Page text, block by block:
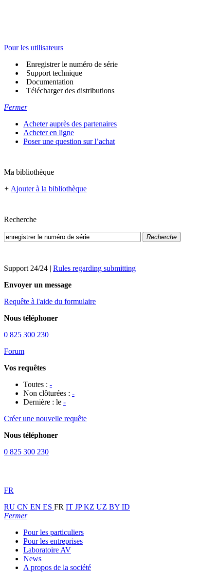
Pour les utilisateurs
Enregistrer le numéro de série
Support technique
Documentation
Télécharger des distributions
Fermer
Acheter auprès des partenaires
Acheter en ligne
Poser une question sur l’achat
Ma bibliothèque
+ Ajouter à la bibliothèque
Recherche
Recherche
Support 24/24 | Rules regarding submitting
Envoyer un message
Requête à l'aide du formulaire
Nous téléphoner
0 825 300 230
Forum
Vos requêtes
Toutes : -
Non clôturées : -
Dernière : le -
Créer une nouvelle requête
Nous téléphoner
0 825 300 230
FR
RU CN EN ES FR IT JPKZ UZ BY ID
Fermer
Pour les particuliers
Pour les entreprises
Laboratoire AV
News
A propos de la société